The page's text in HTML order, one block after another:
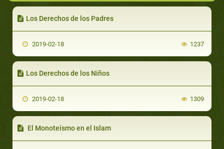
Los Derechos de los Padres
2019-02-18 1237
Los Derechos de los Niños
2019-02-18 1309
El Monoteísmo en el Islam